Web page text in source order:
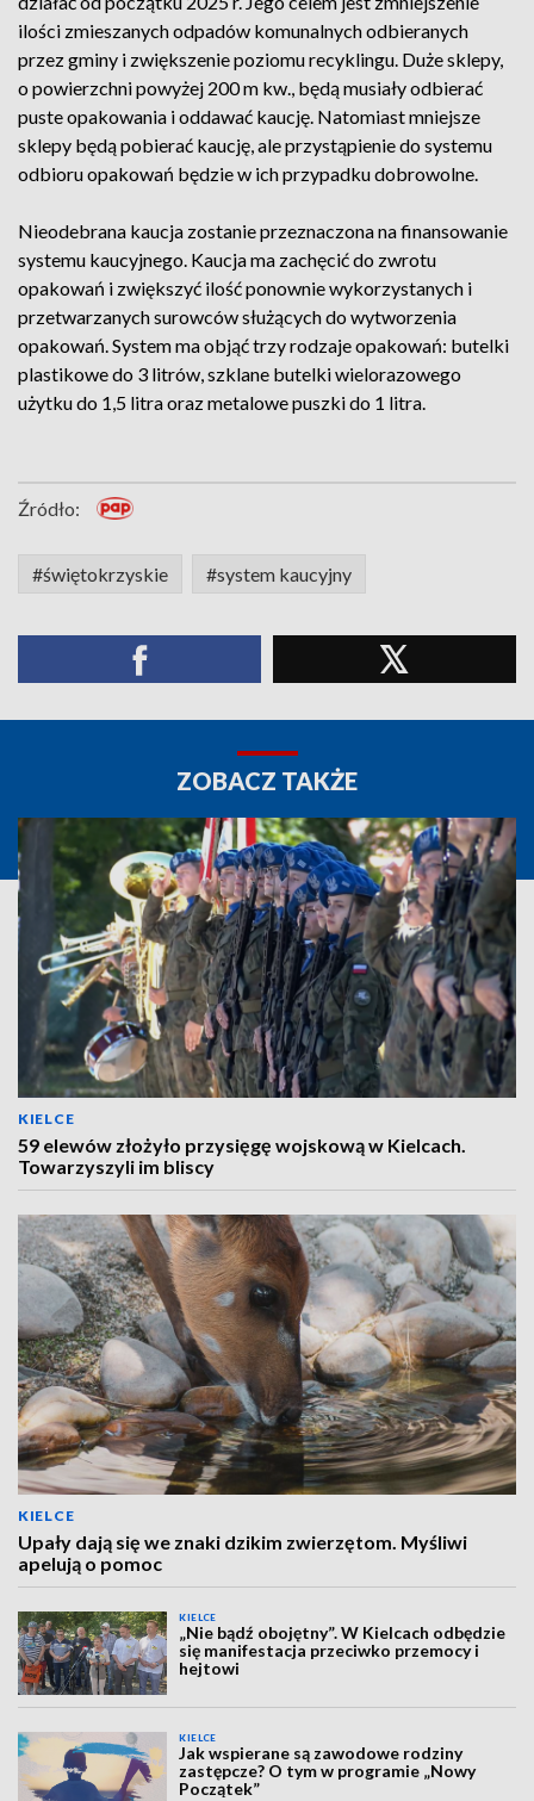
ilości zmieszanych odpadów komunalnych odbieranych
przez gminy i zwiększenie poziomu recyklingu. Duże sklepy,
o powierzchni powyżej 200 m kw., będą musiały odbierać
puste opakowania i oddawać kaucję. Natomiast mniejsze
sklepy będą pobierać kaucję, ale przystąpienie do systemu
odbioru opakowań będzie w ich przypadku dobrowolne.
Nieodebrana kaucja zostanie przeznaczona na finansowanie
systemu kaucyjnego. Kaucja ma zachęcić do zwrotu
opakowań i zwiększyć ilość ponownie wykorzystanych i
przetwarzanych surowców służących do wytworzenia
opakowań. System ma objąć trzy rodzaje opakowań: butelki
plastikowe do 3 litrów, szklane butelki wielorazowego
użytku do 1,5 litra oraz metalowe puszki do 1 litra.
Źródło:
#świętokrzyskie #system kaucyjny
ZOBACZ TAKŻE
KIELCE
59 elewów złożyło przysięgę wojskową w Kielcach.
Towarzyszyli im bliscy
KIELCE
Upały dają się we znaki dzikim zwierzętom. Myśliwi
apelują o pomoc
KIELCE
„Nie bądź obojętny”. W Kielcach odbędzie
się manifestacja przeciwko przemocy i
hejtowi
KIELCE
Jak wspierane są zawodowe rodziny
zastępcze? O tym w programie „Nowy
Początek”